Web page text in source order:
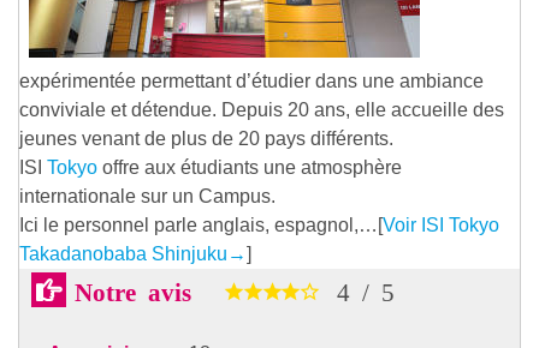
expérimentée permettant d’étudier dans une ambiance
conviviale et détendue. Depuis 20 ans, elle accueille des
jeunes venant de plus de 20 pays différents.
ISI Tokyo offre aux étudiants une atmosphère
internationale sur un Campus.
Ici le personnel parle anglais, espagnol,…[Voir ISI Tokyo
Takadanobaba Shinjuku →]
Notre avis 4 / 5